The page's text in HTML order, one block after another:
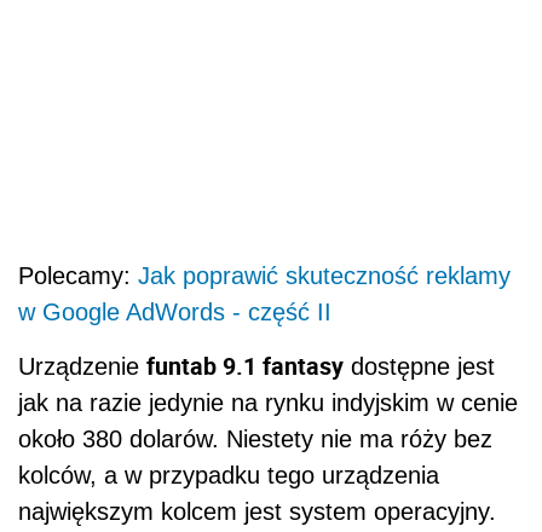
Polecamy: Jak poprawić skuteczność reklamy
w Google AdWords - część II
Urządzenie funtab 9.1 fantasy dostępne jest
jak na razie jedynie na rynku indyjskim w cenie
około 380 dolarów. Niestety nie ma róży bez
kolców, a w przypadku tego urządzenia
największym kolcem jest system operacyjny.